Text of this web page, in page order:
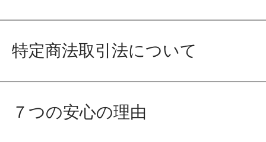
特定商法取引法について
７つの安心の理由